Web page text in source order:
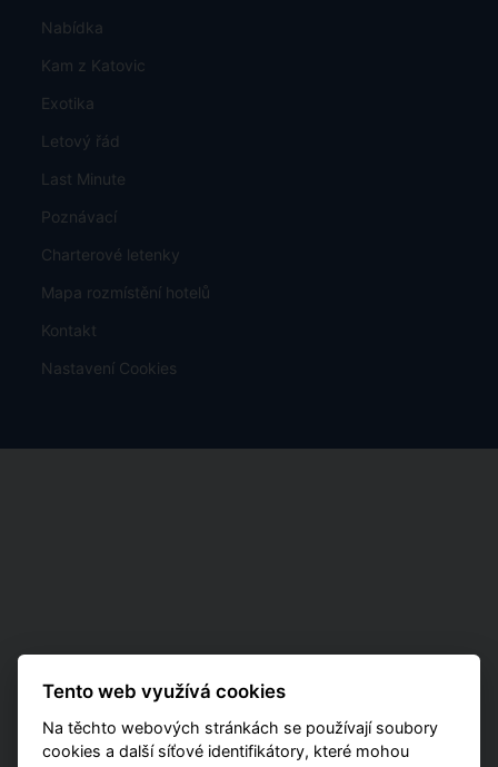
Nabídka
Kam z Katovic
Exotika
Letový řád
Last Minute
Poznávací
Charterové letenky
Mapa rozmístění hotelů
Kontakt
Nastavení Cookies
Tento web využívá cookies
Na těchto webových stránkách se používají soubory
cookies a další síťové identifikátory, které mohou